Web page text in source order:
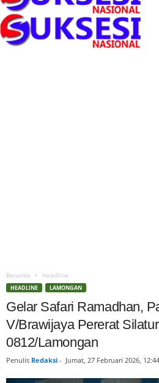
Beranda Headline
HEADLINE LAMONGAN
Gelar Safari Ramadhan,
V/Brawijaya Pererat
0812/Lamongan
Penulis Redaksi - Jumat, 27 Februari 2026,